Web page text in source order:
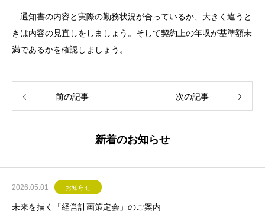
通知書の内容と実際の勤務状況が合っているか、大きく違うと
きは内容の見直しをしましょう。そして契約上の年収が基準額未
満であるかを確認しましょう。
前の記事 次の記事
新着のお知らせ
2026.05.01 お知らせ
未来を描く「経営計画策定会」のご案内